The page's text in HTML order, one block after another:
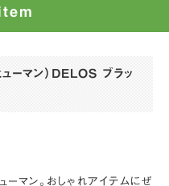
ーマン）DELOS ブラッ
マン。おしゃれアイテムにぜ